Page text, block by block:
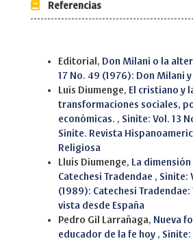
Referencias
Editorial, Don Milani o la
17 No. 49 (1976): Don Milani
Luis Diumenge, El cristiano y
transformaciones sociales,
económicas. , Sinite: Vol. 13
Sinite. Revista
Religiosa
Lluís Diumenge, La
Catechesi Tradendae , Sinite:
(1989): Catechesi Tradendae:
vista desde España
Pedro Gil Larrañaga, Nueva
educador de la fe hoy , Sinite: